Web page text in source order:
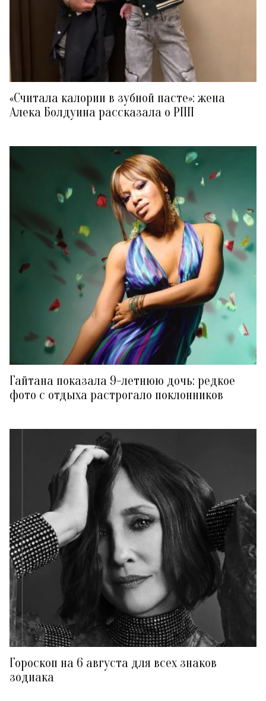
«Считала калории в зубной пасте»: жена
Алека Болдуина рассказала о РПП
Гайтана показала 9-летнюю дочь: редкое
фото с отдыха растрогало поклонников
Гороскоп на 6 августа для всех знаков
зодиака